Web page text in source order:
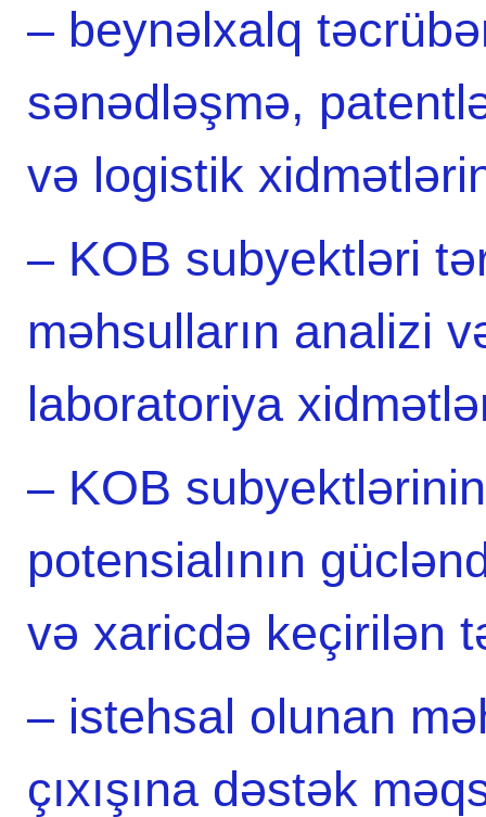
– beynəlxalq
sənədləşmə,
və logistik
– KOB subyektləri
məhsulların analizi
laboratoriya
– KOB
potensialının
və xaricdə keçirilən
– istehsal olunan
çıxışına dəstək